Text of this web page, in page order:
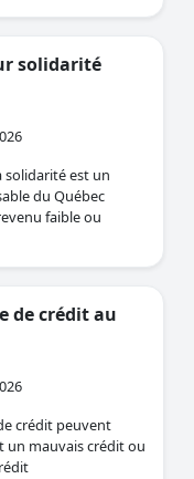
solidarité
est un
du Québec
faible ou
de crédit au
crédit peuvent
un mauvais crédit ou